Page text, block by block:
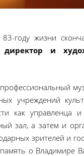
году жизни
и
учреждений
как управленца
зал, а затем и
зрителей и
о Владимире